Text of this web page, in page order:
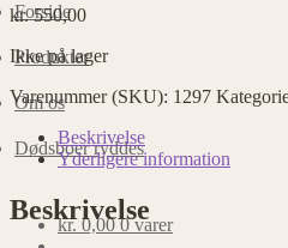
Forside
Produkter
Om os
Dødsboer ryddes
kr.0,00 0 varer
kr.550,00
Ikke på lager
Varenummer (SKU): 1297
Beskrivelse
Yderligere information
Beskrivelse